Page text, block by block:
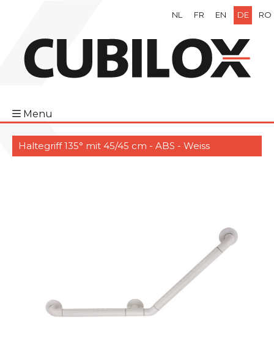
NL FR EN DE RO
Menu
Haltegriff 135° mit 45/45 cm - ABS - Weiss